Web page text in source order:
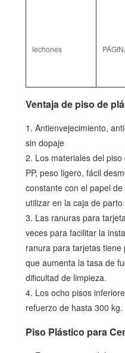
lechones
Ventaja de piso de
1. Antienvejecimiento,
sin dopaje
2. Los materiales del
PP, peso ligero, fácil
constante con el papel
utilizar en la caja de
3. Las ranuras para
veces para facilitar la
ranura para tarjetas
que aumenta la tasa de
dificultad de limpieza.
4. Los ocho pisos
refuerzo de hasta 300 kg.
Piso Plástico para